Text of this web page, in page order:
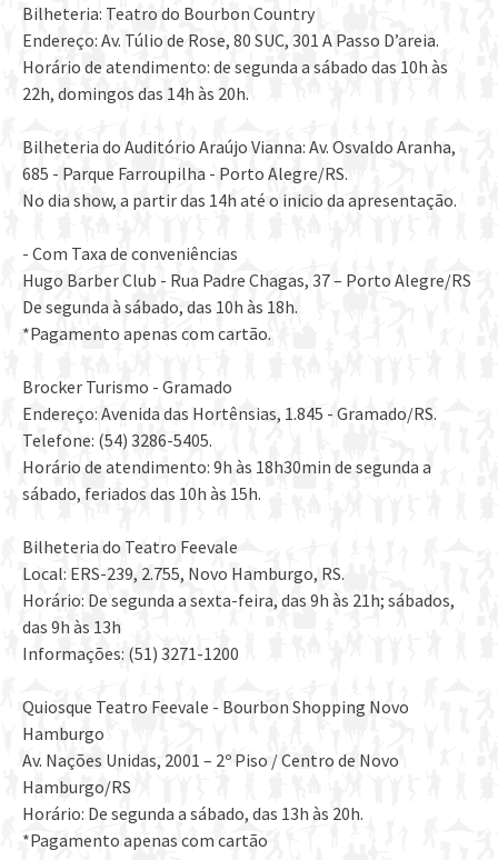
Bilheteria: Teatro do Bourbon Country
Endereço: Av. Túlio de Rose, 80 SUC, 301 A Passo D’areia.
Horário de atendimento: de segunda a sábado das 10h às
22h, domingos das 14h às 20h.
Bilheteria do Auditório Araújo Vianna: Av. Osvaldo Aranha,
685 - Parque Farroupilha - Porto Alegre/RS.
No dia show, a partir das 14h até o inicio da apresentação.
- Com Taxa de conveniências
Hugo Barber Club - Rua Padre Chagas, 37 – Porto Alegre/RS
De segunda à sábado, das 10h às 18h.
*Pagamento apenas com cartão.
Brocker Turismo - Gramado
Endereço: Avenida das Hortênsias, 1.845 - Gramado/RS.
Telefone: (54) 3286-5405.
Horário de atendimento: 9h às 18h30min de segunda a
sábado, feriados das 10h às 15h.
Bilheteria do Teatro Feevale
Local: ERS-239, 2.755, Novo Hamburgo, RS.
Horário: De segunda a sexta-feira, das 9h às 21h; sábados,
das 9h às 13h
Informações: (51) 3271-1200
Quiosque Teatro Feevale - Bourbon Shopping Novo
Hamburgo
Av. Nações Unidas, 2001 – 2º Piso / Centro de Novo
Hamburgo/RS
Horário: De segunda a sábado, das 13h às 20h.
*Pagamento apenas com cartão